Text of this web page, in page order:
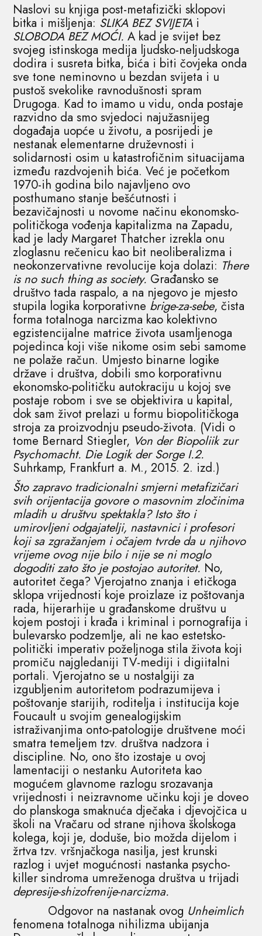
Naslovi su knjiga post-metafizički sklopovi
bitka i mišljenja: SLIKA BEZ SVIJETA i
SLOBODA BEZ MOĆI.A kad je svijet bez
svojeg istinskoga medija ljudsko-neljudskoga
dodira i susreta bitka, bića i biti čovjeka onda
sve tone neminovno u bezdan svijeta i u
pustoš svekolike ravnodušnosti spram
Drugoga. Kad to imamo u vidu, onda postaje
razvidno da smo svjedoci najužasnijeg
događaja uopće u životu, a posrijedi je
nestanak elementarne druževnosti i
solidarnosti osim u katastrofičnim situacijama
između razdvojenih bića. Već je početkom
1970-ih godina bilo najavljeno ovo
posthumano stanje bešćutnosti i
bezavičajnosti u novome načinu ekonomsko-
političkoga vođenja kapitalizma na Zapadu,
kad je lady Margaret Thatcher izrekla onu
zloglasnu rečenicu kao bit neoliberalizma i
neokonzervativne revolucije koja dolazi: There
is no such thing as society. Građansko se
društvo tada raspalo, a na njegovo je mjesto
stupila logika korporativne brige-za-sebe, čista
forma totalnoga narcizma kao kolektivno
egzistencijalne matrice života usamljenoga
pojedinca koji više nikome osim sebi samome
ne polaže račun. Umjesto binarne logike
države i društva, dobili smo korporativnu
ekonomsko-političku autokraciju u kojoj sve
postaje robom i sve se objektivira u kapital,
dok sam život prelazi u formu biopolitičkoga
stroja za proizvodnju pseudo-života. (Vidi o
tome Bernard Stiegler, Von der Biopoliik zur
Psychomacht. Die Logik der Sorge I.2.
Suhrkamp, Frankfurt a. M., 2015. 2. izd.)
Što zapravo tradicionalni smjerni metafizičari
svih orijentacija govore o masovnim zločinima
mladih u društvu spektakla? Isto što i
umirovljeni odgajatelji, nastavnici i profesori
koji sa zgražanjem i očajem tvrde da u njihovo
vrijeme ovog nije bilo i nije se ni moglo
dogoditi zato što je postojao autoritet. No,
autoritet čega? Vjerojatno znanja i etičkoga
sklopa vrijednosti koje proizlaze iz poštovanja
rada, hijerarhije u građanskome društvu u
kojem postoji i krađa i kriminal i pornografija i
bulevarsko podzemlje, ali ne kao estetsko-
politički imperativ poželjnoga stila života koji
promiču najgledaniji TV-mediji i digiitalni
portali. Vjerojatno se u nostalgiji za
izgubljenim autoritetom podrazumijeva i
poštovanje starijih, roditelja i institucija koje
Foucault u svojim genealogijskim
istraživanjima onto-patologije društvene moći
smatra temeljem tzv. društva nadzora i
discipline. No, ono što izostaje u ovoj
lamentaciji o nestanku Autoriteta kao
mogućem glavnome razlogu srozavanja
vrijednosti i neizravnome učinku koji je doveo
do planskoga smaknuća dječaka i djevojčica u
školi na Vračaru od strane njihova školskoga
kolega, koji je, doduše, bio možda dijelom i
žrtva tzv. vršnjačkoga nasilja, jest krunski
razlog i uvjet mogućnosti nastanka psycho-
killer sindroma umreženoga društva u trijadi
depresije-shizofrenije-narcizma.
Odgovor na nastanak ovog Unheimlich
fenomena totalnoga nihilizma ubijanja